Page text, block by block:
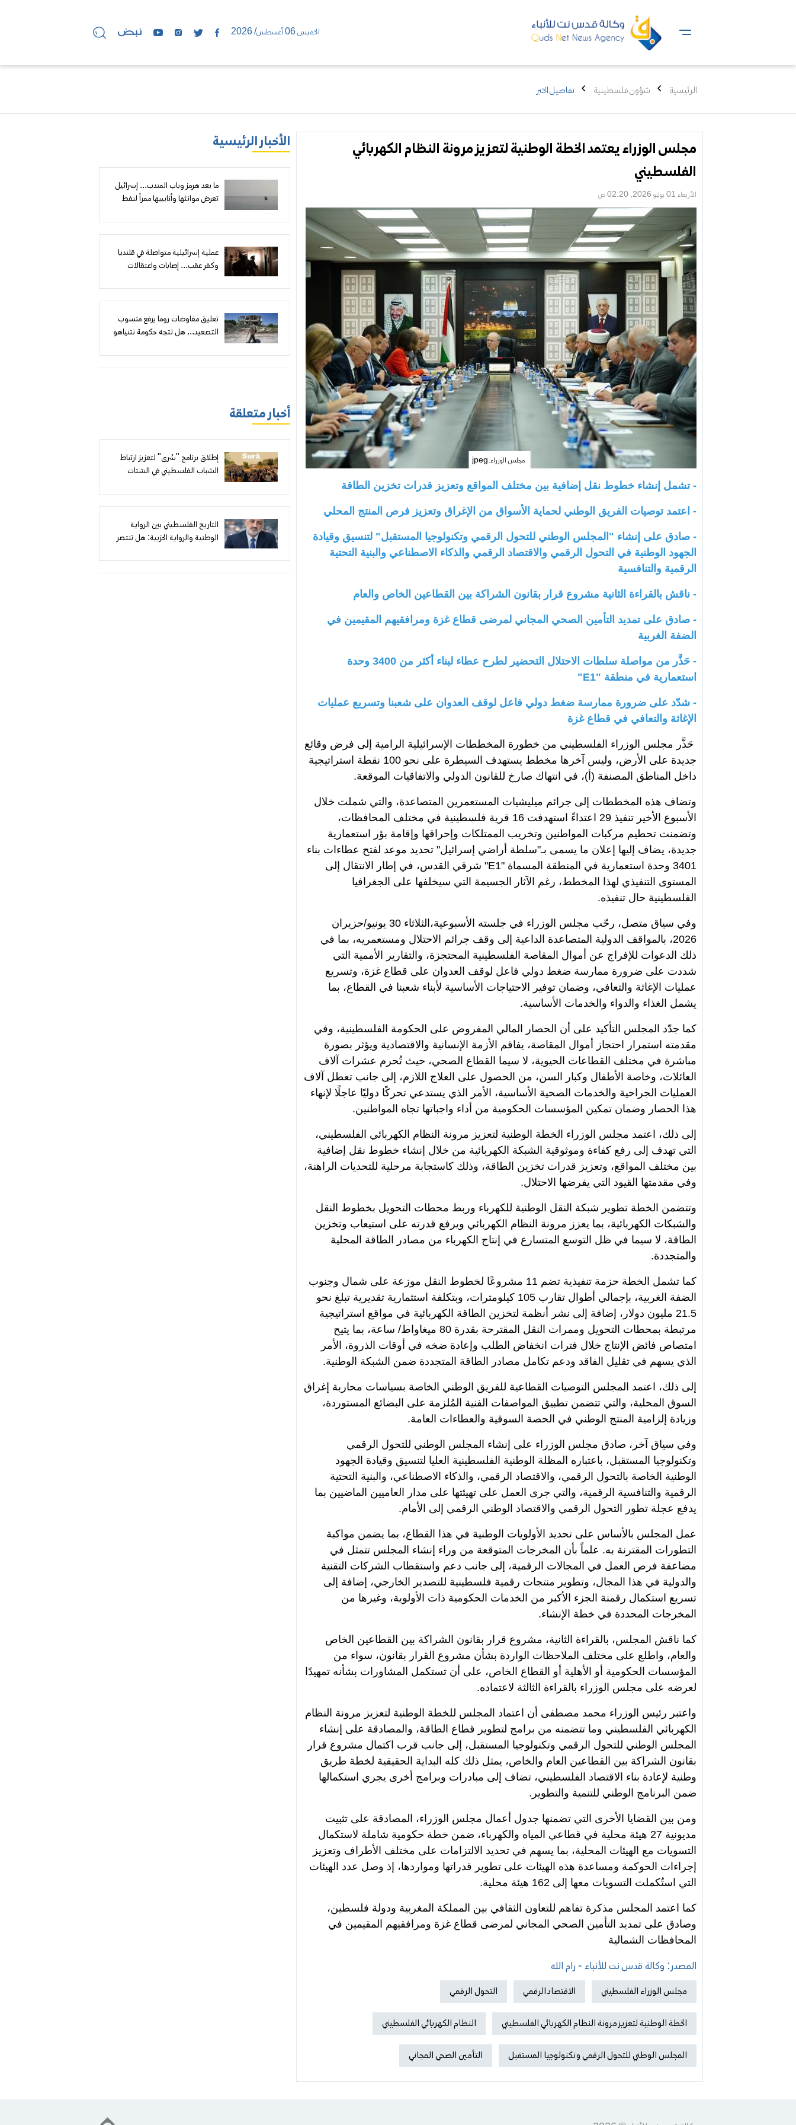
الخميس 06 أغسطس/ 2026
الرئيسية شؤون فلسطينية تفاصيل الخبر
مجلس الوزراء يعتمد الخطة الوطنية لتعزيز مرونة النظام الكهربائي
الفلسطيني
الأربعاء 01 يوليو 2026, 02:20 ص
مجلس الوزراء.jpeg
- تشمل إنشاء خطوط نقل إضافية بين مختلف المواقع وتعزيز قدرات تخزين الطاقة
- اعتمد توصيات الفريق الوطني لحماية الأسواق من الإغراق وتعزيز فرص المنتج المحلي
- صادق على إنشاء "المجلس الوطني للتحول الرقمي وتكنولوجيا المستقبل" لتنسيق وقيادة
الجهود الوطنية في التحول الرقمي والاقتصاد الرقمي والذكاء الاصطناعي والبنية التحتية
الرقمية والتنافسية
- ناقش بالقراءة الثانية مشروع قرار بقانون الشراكة بين القطاعين الخاص والعام
- صادق على تمديد التأمين الصحي المجاني لمرضى قطاع غزة ومرافقيهم المقيمين في
الضفة الغربية
- حَذَّر من مواصلة سلطات الاحتلال التحضير لطرح عطاء لبناء أكثر من 3400 وحدة
استعمارية في منطقة "E1"
- شدّد على ضرورة ممارسة ضغط دولي فاعل لوقف العدوان على شعبنا وتسريع عمليات
الإغاثة والتعافي في قطاع غزة
حَذَّر مجلس الوزراء الفلسطيني من خطورة المخططات الإسرائيلية الرامية إلى فرض وقائع
جديدة على الأرض، وليس آخرها مخطط يستهدف السيطرة على نحو 100 نقطة استراتيجية
داخل المناطق المصنفة (أ)، في انتهاك صارخ للقانون الدولي والاتفاقيات الموقعة.
وتضاف هذه المخططات إلى جرائم ميليشيات المستعمرين المتصاعدة، والتي شملت خلال
الأسبوع الأخير تنفيذ 29 اعتداءً استهدفت 16 قرية فلسطينية في مختلف المحافظات،
وتضمنت تحطيم مركبات المواطنين وتخريب الممتلكات وإحراقها وإقامة بؤر استعمارية
جديدة، يضاف إليها إعلان ما يسمى بـ"سلطة أراضي إسرائيل" تحديد موعد لفتح عطاءات بناء
3401 وحدة استعمارية في المنطقة المسماة "E1" شرقي القدس، في إطار الانتقال إلى
المستوى التنفيذي لهذا المخطط، رغم الآثار الجسيمة التي سيخلفها على الجغرافيا
الفلسطينية حال تنفيذه.
وفي سياق متصل، رحّب مجلس الوزراء في جلسته الأسبوعية،الثلاثاء 30 يونيو/حزيران
2026، بالمواقف الدولية المتصاعدة الداعية إلى وقف جرائم الاحتلال ومستعمريه، بما في
ذلك الدعوات للإفراج عن أموال المقاصة الفلسطينية المحتجزة، والتقارير الأممية التي
شددت على ضرورة ممارسة ضغط دولي فاعل لوقف العدوان على قطاع غزة، وتسريع
عمليات الإغاثة والتعافي، وضمان توفير الاحتياجات الأساسية لأبناء شعبنا في القطاع، بما
يشمل الغذاء والدواء والخدمات الأساسية.
كما جدّد المجلس التأكيد على أن الحصار المالي المفروض على الحكومة الفلسطينية، وفي
مقدمته استمرار احتجاز أموال المقاصة، يفاقم الأزمة الإنسانية والاقتصادية ويؤثر بصورة
مباشرة في مختلف القطاعات الحيوية، لا سيما القطاع الصحي، حيث تُحرم عشرات آلاف
العائلات، وخاصة الأطفال وكبار السن، من الحصول على العلاج اللازم، إلى جانب تعطل آلاف
العمليات الجراحية والخدمات الصحية الأساسية، الأمر الذي يستدعي تحركًا دوليًا عاجلًا لإنهاء
هذا الحصار وضمان تمكين المؤسسات الحكومية من أداء واجباتها تجاه المواطنين.
إلى ذلك، اعتمد مجلس الوزراء الخطة الوطنية لتعزيز مرونة النظام الكهربائي الفلسطيني،
التي تهدف إلى رفع كفاءة وموثوقية الشبكة الكهربائية من خلال إنشاء خطوط نقل إضافية
بين مختلف المواقع، وتعزيز قدرات تخزين الطاقة، وذلك كاستجابة مرحلية للتحديات الراهنة،
وفي مقدمتها القيود التي يفرضها الاحتلال.
وتتضمن الخطة تطوير شبكة النقل الوطنية للكهرباء وربط محطات التحويل بخطوط النقل
والشبكات الكهربائية، بما يعزز مرونة النظام الكهربائي ويرفع قدرته على استيعاب وتخزين
الطاقة، لا سيما في ظل التوسع المتسارع في إنتاج الكهرباء من مصادر الطاقة المحلية
والمتجددة.
كما تشمل الخطة حزمة تنفيذية تضم 11 مشروعًا لخطوط النقل موزعة على شمال وجنوب
الضفة الغربية، بإجمالي أطوال تقارب 105 كيلومترات، وبتكلفة استثمارية تقديرية تبلغ نحو
21.5 مليون دولار، إضافة إلى نشر أنظمة لتخزين الطاقة الكهربائية في مواقع استراتيجية
مرتبطة بمحطات التحويل وممرات النقل المقترحة بقدرة 80 ميغاواط/ ساعة، بما يتيح
امتصاص فائض الإنتاج خلال فترات انخفاض الطلب وإعادة ضخه في أوقات الذروة، الأمر
الذي يسهم في تقليل الفاقد ودعم تكامل مصادر الطاقة المتجددة ضمن الشبكة الوطنية.
إلى ذلك، اعتمد المجلس التوصيات القطاعية للفريق الوطني الخاصة بسياسات محاربة إغراق
السوق المحلية، والتي تتضمن تطبيق المواصفات الفنية المُلزمة على البضائع المستوردة،
وزيادة إلزامية المنتج الوطني في الحصة السوقية والعطاءات العامة.
وفي سياق آخر، صادق مجلس الوزراء على إنشاء المجلس الوطني للتحول الرقمي
وتكنولوجيا المستقبل، باعتباره المظلة الوطنية الفلسطينية العليا لتنسيق وقيادة الجهود
الوطنية الخاصة بالتحول الرقمي، والاقتصاد الرقمي، والذكاء الاصطناعي، والبنية التحتية
الرقمية والتنافسية الرقمية، والتي جرى العمل على تهيئتها على مدار العاميين الماضيين بما
يدفع عجلة تطور التحول الرقمي والاقتصاد الوطني الرقمي إلى الأمام.
عمل المجلس بالأساس على تحديد الأولويات الوطنية في هذا القطاع، بما يضمن مواكبة
التطورات المقترنة به. علماً بأن المخرجات المتوقعة من وراء إنشاء المجلس تتمثل في
مضاعفة فرص العمل في المجالات الرقمية، إلى جانب دعم واستقطاب الشركات التقنية
والدولية في هذا المجال، وتطوير منتجات رقمية فلسطينية للتصدير الخارجي، إضافة إلى
تسريع استكمال رقمنة الجزء الأكبر من الخدمات الحكومية ذات الأولوية، وغيرها من
المخرجات المحددة في خطة الإنشاء.
كما ناقش المجلس، بالقراءة الثانية، مشروع قرار بقانون الشراكة بين القطاعين الخاص
والعام، واطلع على مختلف الملاحظات الواردة بشأن مشروع القرار بقانون، سواء من
المؤسسات الحكومية أو الأهلية أو القطاع الخاص، على أن تستكمل المشاورات بشأنه تمهيدًا
لعرضه على مجلس الوزراء بالقراءة الثالثة لاعتماده.
واعتبر رئيس الوزراء محمد مصطفى أن اعتماد المجلس للخطة الوطنية لتعزيز مرونة النظام
الكهربائي الفلسطيني وما تتضمنه من برامج لتطوير قطاع الطاقة، والمصادقة على إنشاء
المجلس الوطني للتحول الرقمي وتكنولوجيا المستقبل، إلى جانب قرب اكتمال مشروع قرار
بقانون الشراكة بين القطاعين العام والخاص، يمثل ذلك كله البداية الحقيقية لخطة طريق
وطنية لإعادة بناء الاقتصاد الفلسطيني، تضاف إلى مبادرات وبرامج أخرى يجري استكمالها
ضمن البرنامج الوطني للتنمية والتطوير.
ومن بين القضايا الأخرى التي تضمنها جدول أعمال مجلس الوزراء، المصادقة على تثبيت
مديونية 27 هيئة محلية في قطاعي المياه والكهرباء، ضمن خطة حكومية شاملة لاستكمال
التسويات مع الهيئات المحلية، بما يسهم في تحديد الالتزامات على مختلف الأطراف وتعزيز
إجراءات الحوكمة ومساعدة هذه الهيئات على تطوير قدراتها ومواردها، إذ وصل عدد الهيئات
التي استُكملت التسويات معها إلى 162 هيئة محلية.
كما اعتمد المجلس مذكرة تفاهم للتعاون الثقافي بين المملكة المغربية ودولة فلسطين،
وصادق على تمديد التأمين الصحي المجاني لمرضى قطاع غزة ومرافقيهم المقيمين في
المحافظات الشمالية
المصدر: وكالة قدس نت للأنباء - رام الله
مجلس الوزراء الفلسطيني الاقتصاد الرقمي التحول الرقمي
الخطة الوطنية لتعزيز مرونة النظام الكهربائي الفلسطيني النظام الكهربائي الفلسطيني
المجلس الوطني للتحول الرقمي وتكنولوجيا المستقبل التأمين الصحي المجاني
الأخبار الرئيسية
ما بعد هرمز وباب المندب... إسرائيل
تعرض موانئها وأنابيبها ممراً لنفط
عملية إسرائيلية متواصلة في قلنديا
وكفر عقب... إصابات واعتقالات
تعليق مفاوضات روما يرفع منسوب
التصعيد... هل تتجه حكومة نتنياهو
أخبار متعلقة
إطلاق برنامج "سُرى" لتعزيز ارتباط
الشباب الفلسطيني في الشتات
المهنية
التاريخ الفلسطيني بين الرواية
الوطنية والرواية الحزبية: هل تنتصر